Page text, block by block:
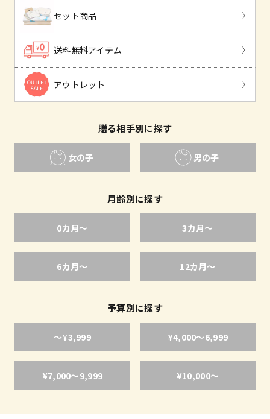
セット商品
送料無料アイテム
アウトレット
贈る相手別に探す
女の子 男の子
月齢別に探す
0カ月〜 3カ月〜
6カ月〜 12カ月〜
予算別に探す
〜¥3,999 ¥4,000〜6,999
¥7,000〜9,999 ¥10,000〜